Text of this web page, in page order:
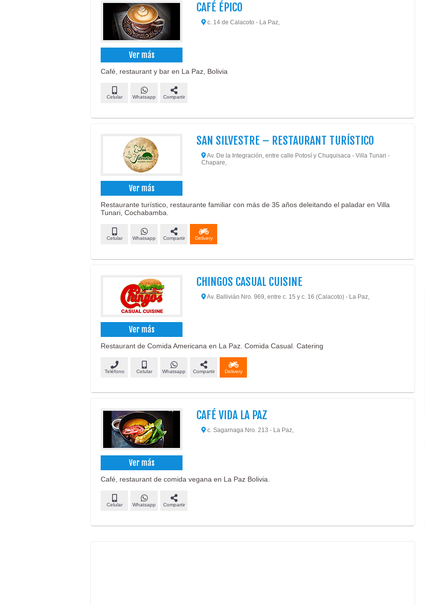
Ver más
CAFÉ ÉPICO
c. 14 de Calacoto - La Paz,
Café, restaurant y bar en La Paz, Bolivia
Celular Whatsapp Compartir
Ver más
SAN SILVESTRE – RESTAURANT TURÍSTICO
Av. De la Integración, entre calle Potosí y Chuquisaca - Villa Tunari -
Chapare,
Restaurante turístico, restaurante familiar con más de 35 años deleitando el paladar en Villa
Tunari, Cochabamba.
Celular Whatsapp Compartir Delivery
Ver más
CHINGOS CASUAL CUISINE
Av. Ballivián Nro. 969, entre c. 15 y c. 16 (Calacoto) - La Paz,
Restaurant de Comida Americana en La Paz. Comida Casual. Catering
Teléfono Celular Whatsapp Compartir Delivery
Ver más
CAFÉ VIDA LA PAZ
c. Sagarnaga Nro. 213 - La Paz,
Café, restaurant de comida vegana en La Paz Bolivia.
Celular Whatsapp Compartir